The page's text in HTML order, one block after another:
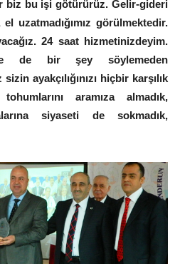
biz bu işi götürürüz. Gelir-gideri
uzatmadığımız görülmektedir.
24 saat hizmetinizdeyim.
de bir şey söylemeden
ayakçılığınızı hiçbir karşılık
aramıza almadık,
siyaseti de sokmadık,